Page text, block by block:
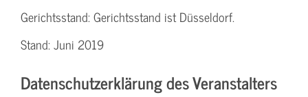
Gerichtsstand: Gerichtsstand ist Düsseldorf.
Stand: Juni 2019
Datenschutzerklärung des Veranstalters